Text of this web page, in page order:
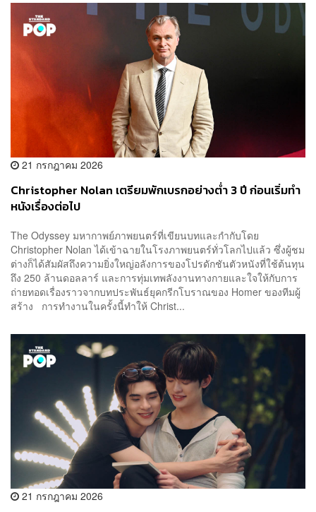
21 กรกฎาคม 2026
Christopher Nolan เตรียมพักเบรกอย่างต่ำ 3 ปี ก่อนเริ่มทำ
หนังเรื่องต่อไป
The Odyssey มหากาพย์ภาพยนตร์ที่เขียนบทและกำกับโดย
Christopher Nolan ได้เข้าฉายในโรงภาพยนตร์ทั่วโลกไปแล้ว ซึ่งผู้ชม
ต่างก็ได้สัมผัสถึงความยิ่งใหญ่อลังการของโปรดักชันตัวหนังที่ใช้ต้นทุน
ถึง 250 ล้านดอลลาร์ และการทุ่มเทพลังงานทางกายและใจให้กับการ
ถ่ายทอดเรื่องราวจากบทประพันธ์ยุคกรีกโบราณของ Homer ของทีมผู้
สร้าง การทำงานในครั้งนี้ทำให้ Christ...
21 กรกฎาคม 2026